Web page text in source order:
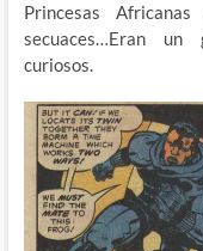
Princesas
secuaces…Eran un
curiosos.